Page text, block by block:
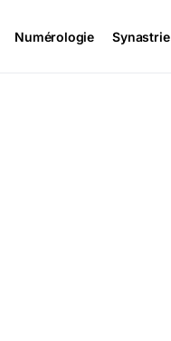
Numérologie Synastrie